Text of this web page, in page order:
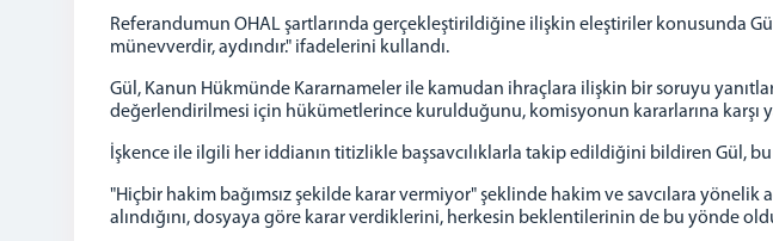
Referandumun OHAL şartlarında gerçekleştirildiğine ilişkin eleştiriler konusunda
münevverdir, aydındır." ifadelerini kullandı.
Gül, Kanun Hükmünde Kararnameler ile kamudan ihraçlara ilişkin bir soruyu
değerlendirilmesi için hükümetlerince kurulduğunu, komisyonun kararlarına karşı
İşkence ile ilgili her iddianın titizlikle başsavcılıklarla takip edildiğini bildiren Gül,
"Hiçbir hakim bağımsız şekilde karar vermiyor" şeklinde hakim ve savcılara
alındığını, dosyaya göre karar verdiklerini, herkesin beklentilerinin de bu yönde